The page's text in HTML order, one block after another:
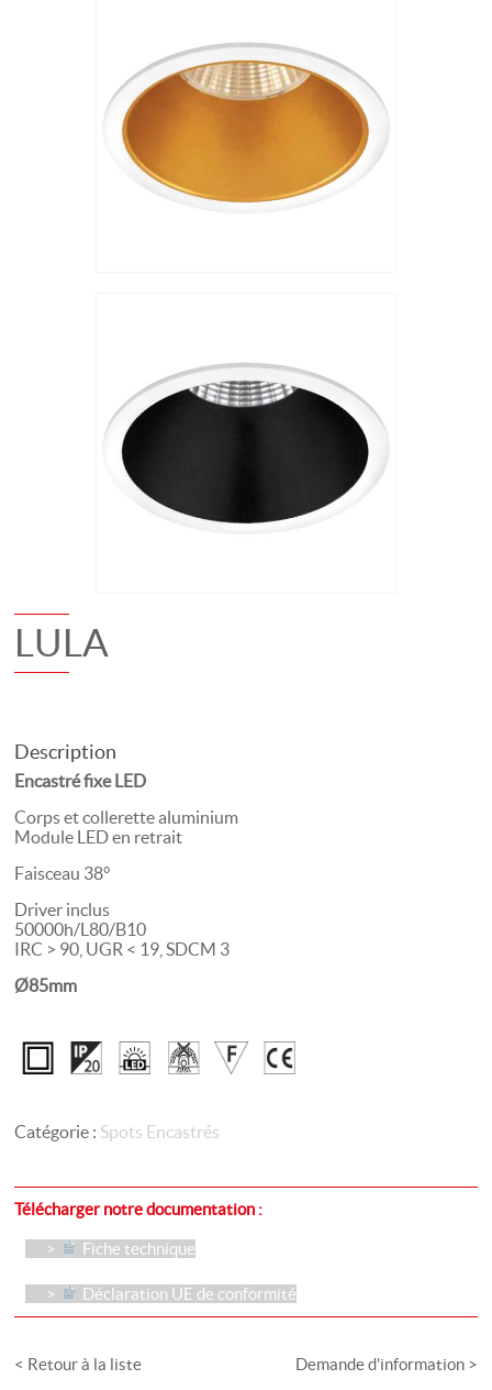
LULA
Description
Encastré fixe LED
Corps et collerette aluminium
Module LED en retrait
Faisceau 38°
Driver inclus
50000h/L80/B10
IRC > 90, UGR < 19, SDCM 3
Ø85mm
Catégorie : Spots Encastrés
Télécharger notre documentation :
Fiche technique
Déclaration UE de conformité
< Retour à la liste Demande d'information >